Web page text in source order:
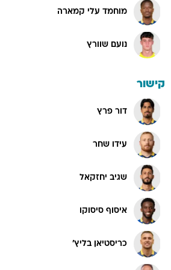
מוחמד עלי קמארה
נועם שוורץ
קישור
דור פרץ
עידו שחר
שגיב יחזקאל
איסוף סיסוקו
כריסטיאן בליץ'